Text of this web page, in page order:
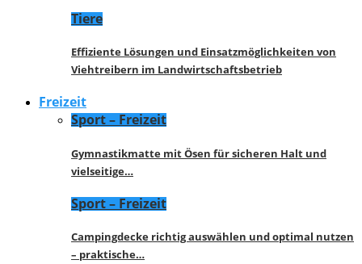
Tiere
Effiziente Lösungen und Einsatzmöglichkeiten von
Viehtreibern im Landwirtschaftsbetrieb
Freizeit
Sport – Freizeit
Gymnastikmatte mit Ösen für sicheren Halt und
vielseitige…
Sport – Freizeit
Campingdecke richtig auswählen und optimal nutzen
– praktische…